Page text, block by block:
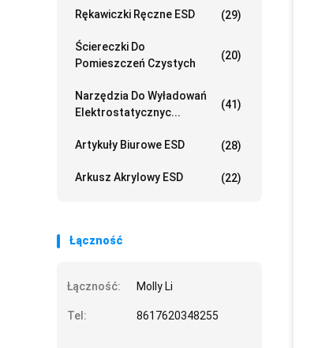
Rękawiczki Ręczne ESD (29)
Ściereczki Do
Pomieszczeń Czystych
(20)
Narzędzia Do Wyładowań
Elektrostatycznyc...
(41)
Artykuły Biurowe ESD (28)
Arkusz Akrylowy ESD (22)
Łączność
Łączność: Molly Li
Tel: 8617620348255